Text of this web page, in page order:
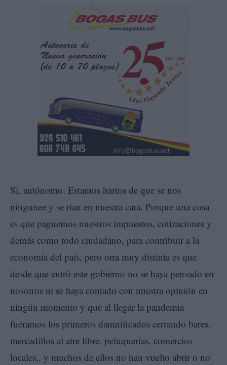
Sí, autónomo. Estamos hartos de que se nos
ningunee y se rían en nuestra cara. Porque una cosa
es que paguemos nuestros impuestos, cotizaciones y
demás como todo ciudadano, para contribuir a la
economía del país, pero otra muy distinta es que
desde que entró este gobierno no se haya pensado en
nosotros ni se haya contado con nuestra opinión en
ningún momento y que al llegar la pandemia
fuéramos los primeros damnificados cerrando bares,
mercadillos al aire libre, peluquerías, comercios
locales.. y muchos de ellos no han vuelto abrir o no